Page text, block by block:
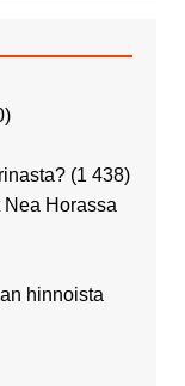
(1 438)
Nea Horassa
hinnoista